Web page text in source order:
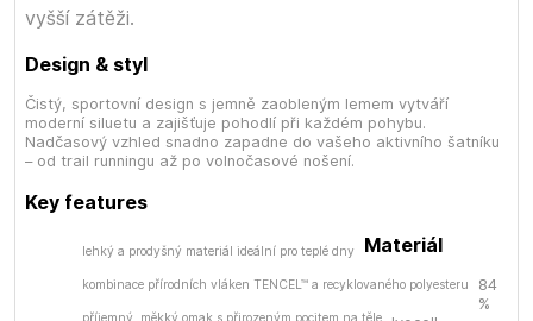
vyšší zátěži.
Design & styl
Čistý, sportovní design s jemně zaobleným lemem vytváří
moderní siluetu a zajišťuje pohodlí při každém pohybu.
Nadčasový vzhled snadno zapadne do vašeho aktivního šatníku
– od trail runningu až po volnočasové nošení.
Key features
lehký a prodyšný materiál ideální pro teplé dny
kombinace přírodních vláken TENCEL™ a recyklovaného polyesteru
příjemný, měkký omak s přirozeným pocitem na těle
Materiál
84
%